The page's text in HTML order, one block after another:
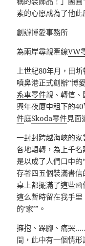
素的心愿成為了他此
創辦博愛事務所
為兩岸尋親牽線VW
上世紀80年月，田
噴鼻港正式創辦“博
系車零件親、轉信
興年夜廈中租下的
件庭Skoda零件見面
一封封跨越海峽的
各地輾轉，為上千
是以成了人們口中
存著四五個裝滿書信
桌上都擺滿了這些
這么暫時留在我手
的‘家’”。
擁抱、跺腳、痛哭
間，此中有一個情